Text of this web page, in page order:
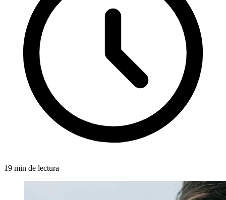
19 min de lectura